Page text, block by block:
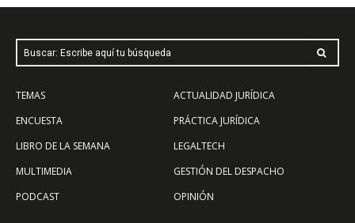
Buscar: Escribe aquí tu búsqueda
TEMAS
ENCUESTA
LIBRO DE LA SEMANA
MULTIMEDIA
PODCAST
ACTUALIDAD JURÍDICA
PRÁCTICA JURÍDICA
LEGALTECH
GESTIÓN DEL DESPACHO
OPINIÓN